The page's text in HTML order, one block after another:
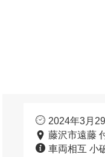
2024年3月
藤沢市遠藤
車両相互 小